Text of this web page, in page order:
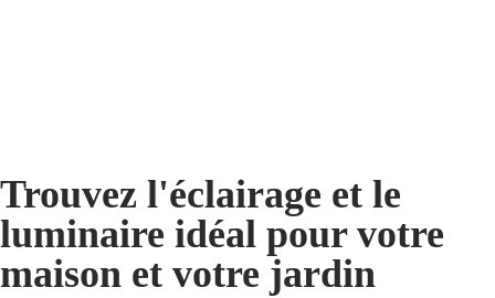
Trouvez l'éclairage et le
luminaire idéal pour votre
maison et votre jardin